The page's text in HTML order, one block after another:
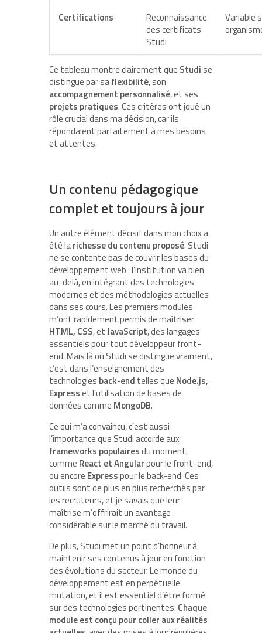
Certifications
Reconnaissance
des certificats
Studi
Variable
Ce tableau montre clairement que Studi se
distingue par saflexibilité, son
accompagnement personnalisé, et ses
projets pratiques. Ces critères ont joué un
rôle crucial dans ma décision, car ils
répondaient parfaitement à mes besoins
et attentes.
Un contenu pédagogique
complet et toujours à jour
Un autre élément décisif dans mon choix a
été larichesse du contenu proposé. Studi
ne se contente pas de couvrir les bases du
développement web : l’institution va bien
au-delà, en intégrant des technologies
modernes et des méthodologies actuelles
dans ses cours. Les premiers modules
m’ont rapidement permis de maîtriser
HTML, CSS, etJavaScript, des langages
essentiels pour tout développeur front-
end. Mais là où Studi se distingue vraiment,
c’est dans l’enseignement des
technologies back-end telles que Node.js,
Expresset l’utilisation de bases de
données comme MongoDB.
Ce qui m’a convaincu, c’est aussi
l’importance que Studi accorde aux
frameworks populairesdu moment,
comme React et Angularpour le front-end,
ou encore Expresspour le back-end. Ces
outils sont de plus en plus recherchés par
les recruteurs, et je savais que leur
maîtrise m’offrirait un avantage
considérable sur le marché du travail.
De plus, Studi met un point d’honneur à
maintenir ses contenus à jour en fonction
des évolutions du secteur. Le monde du
développement est en perpétuelle
mutation, et il est essentiel d’être formé
sur des technologies pertinentes. Chaque
module est conçu pour coller aux réalités